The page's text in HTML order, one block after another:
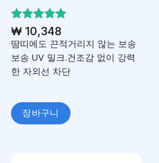
5 중에서
5로 평가
됨
₩10,348
땀띠에도 끈적거리지 않는 보송
보송 UV 밀크.건조감 없이 강력
한 자외선 차단
장바구니